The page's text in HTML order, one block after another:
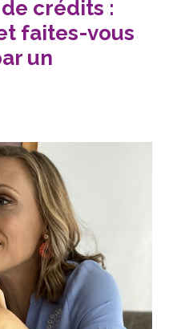
crédits :
faites-vous
un